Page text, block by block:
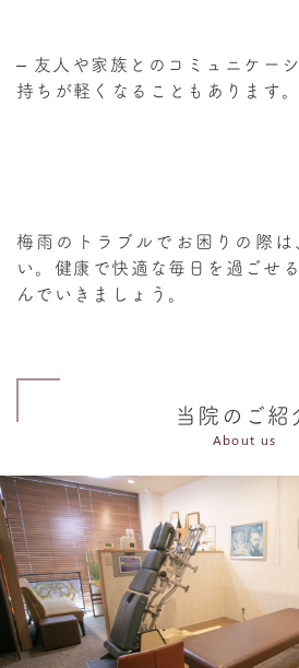
– 友人や家族とのコミュニケー
持ちが軽くなることもあります。
梅雨のトラブルでお困りの際は
い。健康で快適な毎日を過ごせ
んでいきましょう。
当院のご紹
About us